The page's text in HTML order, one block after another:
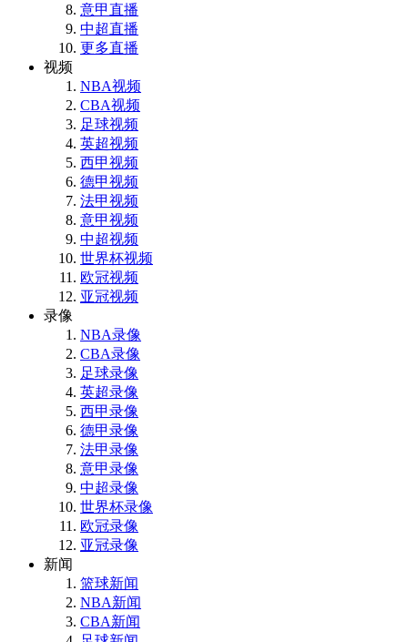
意甲直播
中超直播
更多直播
视频
NBA视频
CBA视频
足球视频
英超视频
西甲视频
德甲视频
法甲视频
意甲视频
中超视频
世界杯视频
欧冠视频
亚冠视频
录像
NBA录像
CBA录像
足球录像
英超录像
西甲录像
德甲录像
法甲录像
意甲录像
中超录像
世界杯录像
欧冠录像
亚冠录像
新闻
篮球新闻
NBA新闻
CBA新闻